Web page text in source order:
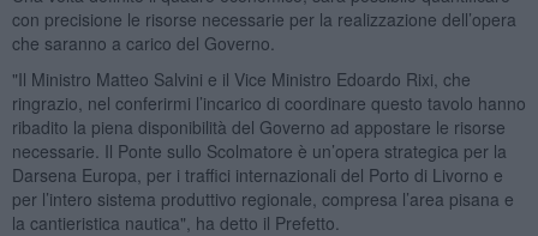
con precisione le risorse necessarie per la realizzazione dell’opera
che saranno a carico del Governo.
"Il Ministro Matteo Salvini e il Vice Ministro Edoardo Rixi, che
ringrazio, nel conferirmi l’incarico di coordinare questo tavolo hanno
ribadito la piena disponibilità del Governo ad appostare le risorse
necessarie. Il Ponte sullo Scolmatore è un’opera strategica per la
Darsena Europa, per i traffici internazionali del Porto di Livorno e
per l’intero sistema produttivo regionale, compresa l’area pisana e
la cantieristica nautica", ha detto il Prefetto.